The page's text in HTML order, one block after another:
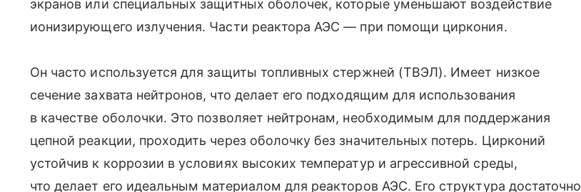
экранов или специальных защитных оболочек, которые уменьшают воздействие
ионизирующего излучения. Части реактора АЭС — при помощи циркония.
Он часто используется для защиты топливных стержней (ТВЭЛ). Имеет низкое
сечение захвата нейтронов, что делает его подходящим для использования
в качестве оболочки. Это позволяет нейтронам, необходимым для поддержания
цепной реакции, проходить через оболочку без значительных потерь. Цирконий
устойчив к коррозии в условиях высоких температур и агрессивной среды,
что делает его идеальным материалом для реакторов АЭС. Его структура достаточно